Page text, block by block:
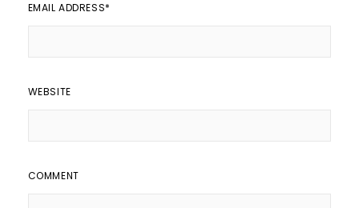
EMAIL ADDRESS*
WEBSITE
COMMENT